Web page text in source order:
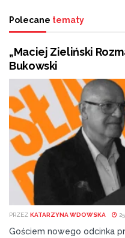
Polecane tematy
„Maciej Zieliński
Bukowski
PRZEZ KATARZYNA WDOWSKA
Gościem nowego odcinka